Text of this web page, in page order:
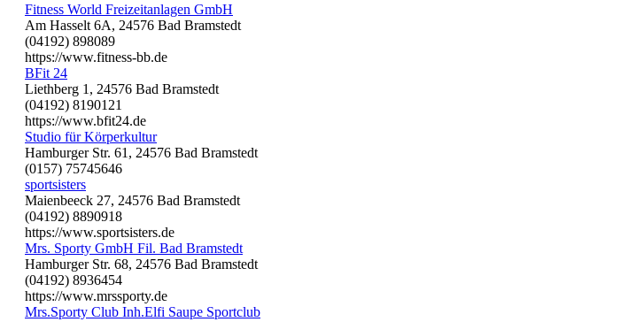
Fitness World Freizeitanlagen GmbH
Am Hasselt 6A, 24576 Bad Bramstedt
(04192) 898089
https://www.fitness-bb.de
BFit 24
Liethberg 1, 24576 Bad Bramstedt
(04192) 8190121
https://www.bfit24.de
Studio für Körperkultur
Hamburger Str. 61, 24576 Bad Bramstedt
(0157) 75745646
sportsisters
Maienbeeck 27, 24576 Bad Bramstedt
(04192) 8890918
https://www.sportsisters.de
Mrs. Sporty GmbH Fil. Bad Bramstedt
Hamburger Str. 68, 24576 Bad Bramstedt
(04192) 8936454
https://www.mrssporty.de
Mrs.Sporty Club Inh.Elfi Saupe Sportclub